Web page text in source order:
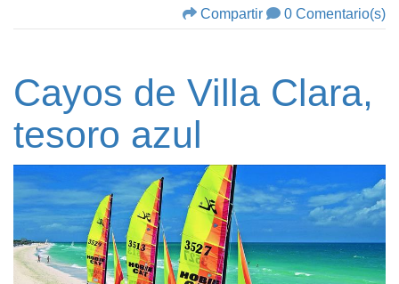
Compartir 0 Comentario(s)
Cayos de Villa Clara,
tesoro azul